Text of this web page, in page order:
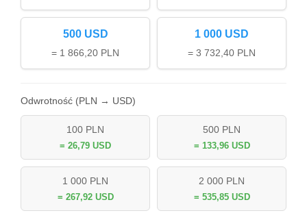
500 USD
= 1 866,20 PLN
1 000 USD
= 3 732,40 PLN
Odwrotność (PLN → USD)
100 PLN
= 26,79 USD
500 PLN
= 133,96 USD
1 000 PLN
= 267,92 USD
2 000 PLN
= 535,85 USD